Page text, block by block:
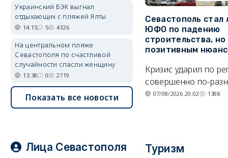
Севастополь стал
ЮФО по падению
строительства,
позитивным
Кризис ударил по
совершенно по-
07/08/2026 20:02 1388
Туризм
Украинский БЭК выгнал
отдыхающих с пляжей Ялты
14:15 5 4326
На центральном пляже
Севастополя по счастливой
случайности спасли женщину
13:38 0 2719
Показать все новости
Лица Севастополя